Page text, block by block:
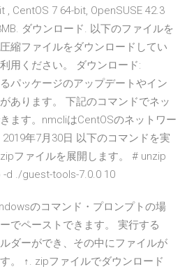
, CentOS 7 64-bit, OpenSUSE 42.3
ダウンロード. 以下のファイルを
縮ファイルをダウンロードしてい
用ください。 ダウンロード:
パッケージのアップデートやイン
あります。 下記のコマンドでネッ
ます。nmcliはCentOSのネットワー
年7月30日 以下のコマンドを実
ファイルを展開します。 # unzip
d ./guest-tools-7.0.0 10
のコマンド・プロンプトの場
でペーストできます。 実行する
ダーができ、その中にファイルが
。 ↑. zipファイルでダウンロード